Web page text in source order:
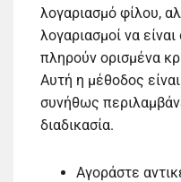
λογαριασμό φίλου,
λογαριασμοί να
πληρούν ορισμένα
Αυτή η μέθοδος
συνήθως
διαδικασία.
Αγοράστε